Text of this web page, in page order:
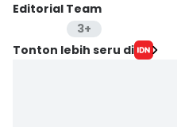
Editorial Team
3+
Editor
Tonton lebih seru di